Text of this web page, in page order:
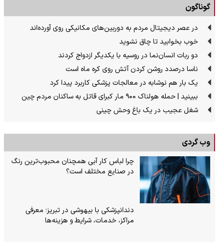
گوناگون
در عصر دیجیتال مردم به دوربین‌های مکانیکی روی آورده‌اند
خوب بخوابید تا چاق نشوید
دو ربات انسان‌نما در روسیه با یکدیگر ازدواج کردند
ناسا درصدد روشن کردن آتش روی کره ماه است
یک بار هم نوشابه در معالجات پزشکی کاربرد پیدا کرد
ببینید | حمله هولناک ۹۰۰ مار کبرای قاتل به ساکنان مردم چین
شغل عجیب در یک باغ وحش چینی
وب گردی
چرا لباس کار آبی همچنان محبوب‌ترین رنگ
در صنایع مختلف است؟
دندانپزشکی با بیهوشی در تبریز؛ معرفی
مراکز، خدمات، شرایط و هزینه‌ها